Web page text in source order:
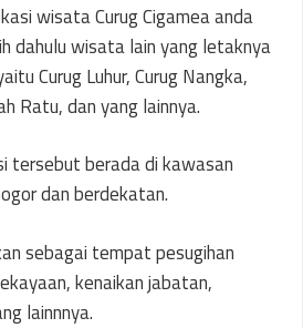
wisata Curug Cigamea anda
dahulu wisata lain yang letaknya
Curug Luhur, Curug Nangka,
Ratu, dan yang lainnya.
tersebut berada di kawasan
dan berdekatan.
sebagai tempat pesugihan
kenaikan jabatan,
lainnnya.